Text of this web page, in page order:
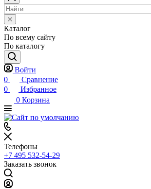
Каталог
По всему сайту
По каталогу
Войти
0
Сравнение
0
Избранное
0 Корзина
Телефоны
+7 495 532-54-29
Заказать звонок